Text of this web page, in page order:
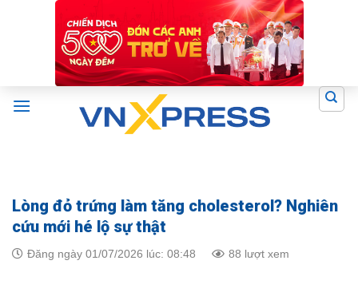
Lòng đỏ trứng làm tăng cholesterol? Nghiên
cứu mới hé lộ sự thật
Đăng ngày 01/07/2026 lúc: 08:48 88 lượt xem